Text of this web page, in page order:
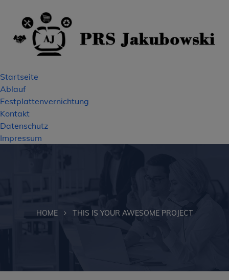
Startseite
Ablauf
Festplattenvernichtung
Kontakt
Datenschutz
Impressum
HOME THIS IS YOUR AWESOME PROJECT